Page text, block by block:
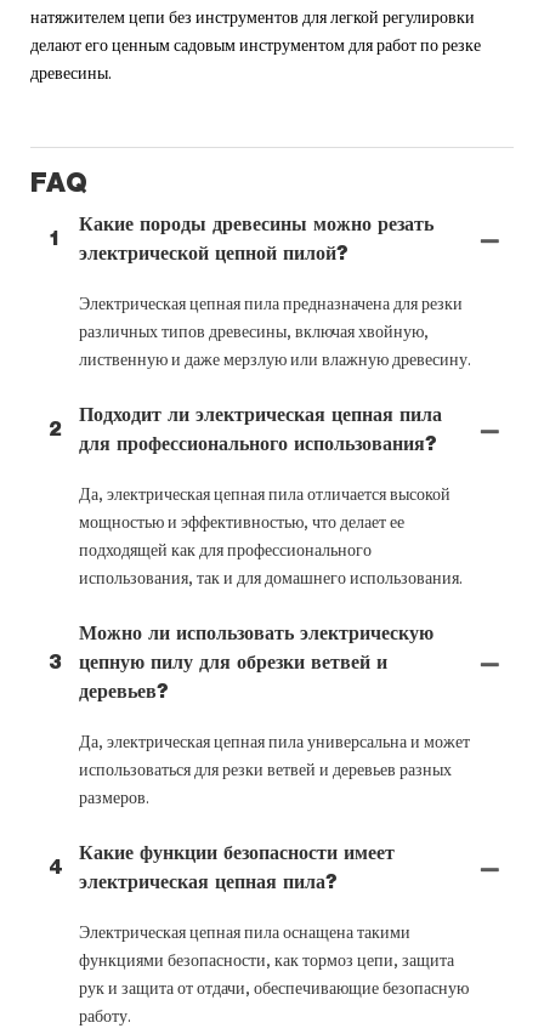
натяжителем цепи без инструментов для легкой регулировки
делают его ценным садовым инструментом для работ по резке
древесины.
FAQ
1
Какие породы древесины можно резать
электрической цепной пилой?
Электрическая цепная пила предназначена для резки
различных типов древесины, включая хвойную,
лиственную и даже мерзлую или влажную древесину.
2
Подходит ли электрическая цепная пила
для профессионального использования?
Да, электрическая цепная пила отличается высокой
мощностью и эффективностью, что делает ее
подходящей как для профессионального
использования, так и для домашнего использования.
3
Можно ли использовать электрическую
цепную пилу для обрезки ветвей и
деревьев?
Да, электрическая цепная пила универсальна и может
использоваться для резки ветвей и деревьев разных
размеров.
4
Какие функции безопасности имеет
электрическая цепная пила?
Электрическая цепная пила оснащена такими
функциями безопасности, как тормоз цепи, защита
рук и защита от отдачи, обеспечивающие безопасную
работу.